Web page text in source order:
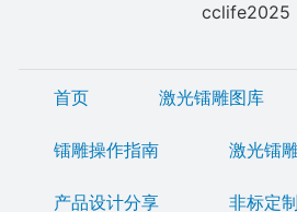
cclife2025
首页 激光镭雕图库
镭雕操作指南 激光镭
产品设计分享 非标定